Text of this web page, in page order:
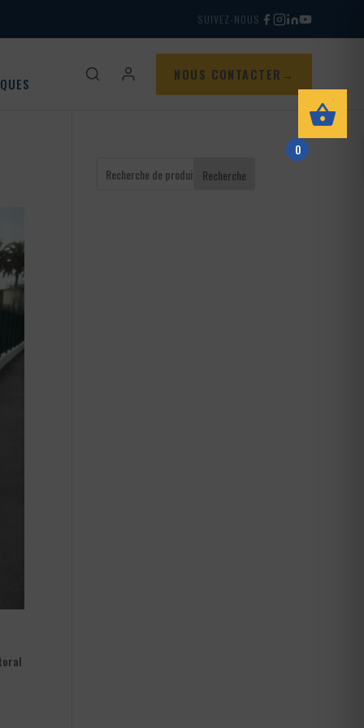
SUIVEZ-NOUS
NOUS CONTACTER
Recherche
0